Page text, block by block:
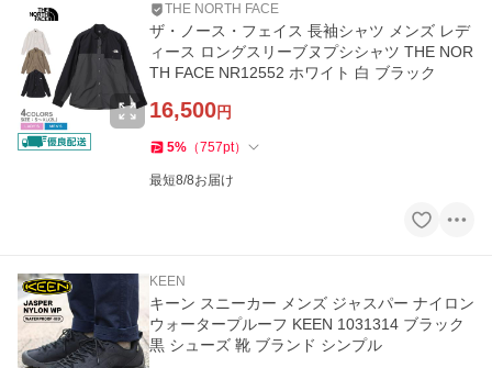
THE NORTH FACE
ザ・ノース・フェイス 長袖シャツ メンズ レデ
ィース ロングスリーブヌプシシャツ THE NOR
TH FACE NR12552 ホワイト 白 ブラック
16,500円
5% （757pt）
最短8/8お届け
KEEN
キーン スニーカー メンズ ジャスパー ナイロン
ウォータープルーフ KEEN 1031314 ブラック
黒 シューズ 靴 ブランド シンプル